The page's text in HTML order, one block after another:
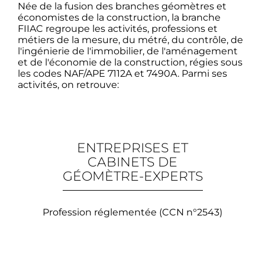
Née de la fusion des branches géomètres et
économistes de la construction, la branche
FIIAC regroupe les activités, professions et
métiers de la mesure, du métré, du contrôle, de
l'ingénierie de l'immobilier, de l'aménagement
et de l'économie de la construction, régies sous
les codes NAF/APE 7112A et 7490A. Parmi ses
activités, on retrouve:
ENTREPRISES ET
CABINETS DE
GÉOMÈTRE-EXPERTS
Profession réglementée (CCN n°2543)